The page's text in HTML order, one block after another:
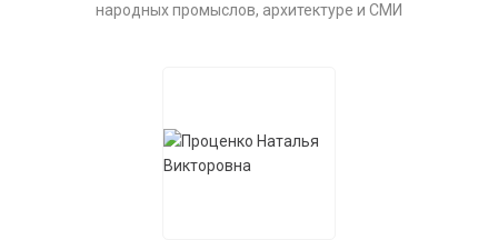
народных промыслов, архитектуре и СМИ